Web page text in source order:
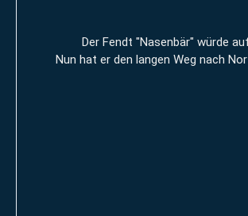
Der Fendt "Nasenbär" würde
Nun hat er den langen Weg nach